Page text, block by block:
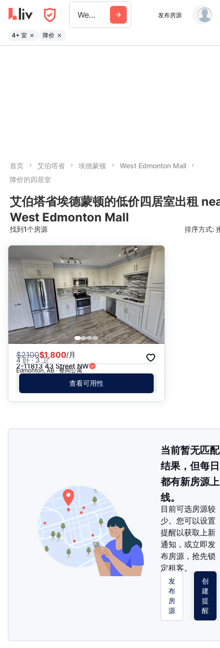
West Edmonton Mall 发布房源
4+ 室 降价
首页 艾伯塔省 埃德蒙顿
West Edmonton Mall
降价的四居室
艾伯塔省埃德蒙顿的低价四居室出租
West Edmonton Mall
找到1个房源 排序方式:
日期: 最新日期在前
日期: 过往日期在前
价格 - $$$ 到 $
价格 - $ 到 $$$
$2100$1,800/月
4 卧 · 3 卫
2-11813 43 Street NW
Edmonton, AB · 整间公寓
查看可用性
当前暂无匹配
结果，但每日
都有新房源上
线。
目前可选房源较
少。您可以设置
提醒以获取上新
通知，或立即发
布房源，抢先锁
定租客。
发
布
房
源
创
建
提
醒